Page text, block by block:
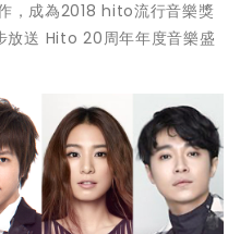
，成為2018 hito流行音樂獎
放送 Hito 20周年年度音樂盛